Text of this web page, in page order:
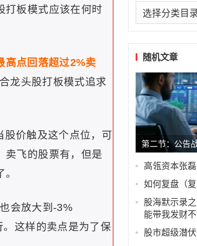
打板模式应该在何时
高点回落超过2%卖
龙头股打板模式追求
股价触及这个点位，可
卖飞的股票有，但是
会放大到-3%
这样的卖点是为了保
文
章
类随机文章
第二节：公告
高瓴资本张
如何复盘（复
股海默示录
能带我发财不
股市超级潜